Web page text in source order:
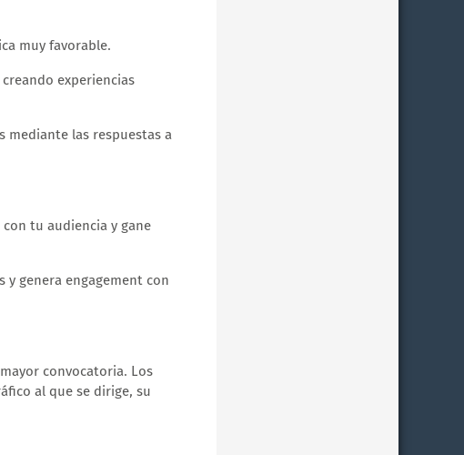
muy favorable.
experiencias
mediante las respuestas a
tu audiencia y gane
genera engagement con
convocatoria. Los
al que se dirige, su